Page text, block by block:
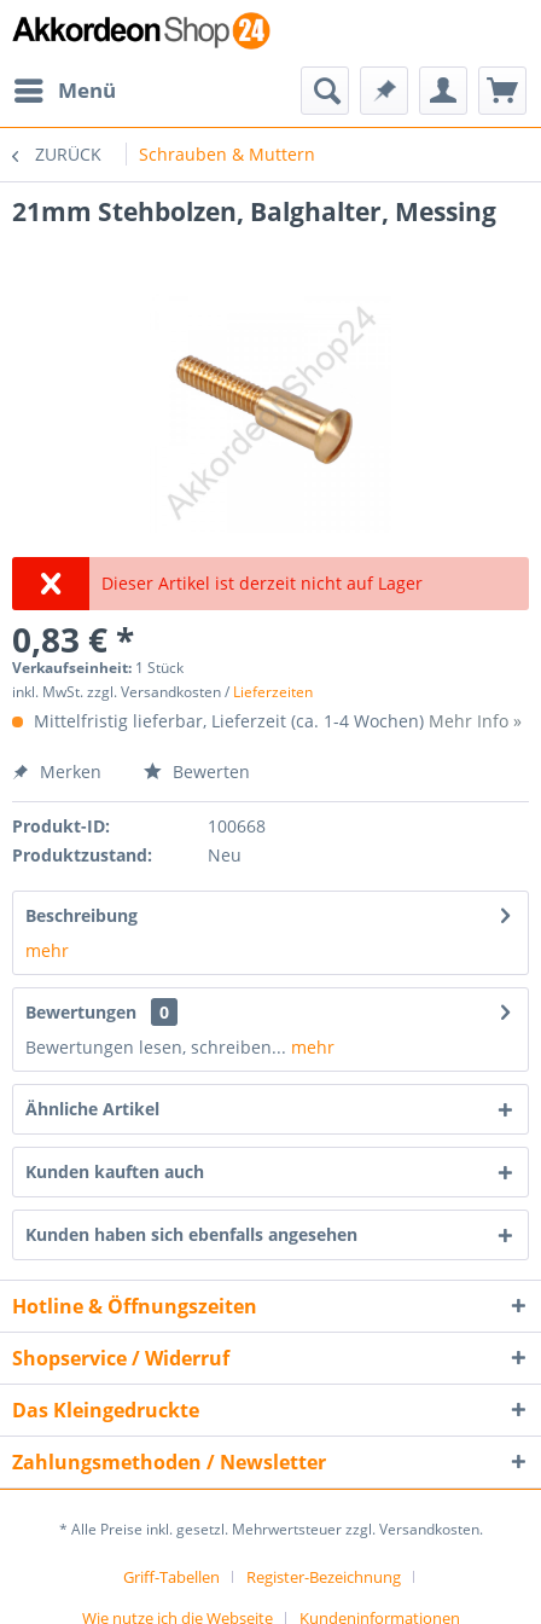
Menü
ZURÜCK Schrauben & Muttern
21mm Stehbolzen, Balghalter, Messing
Dieser Artikel ist derzeit nicht auf Lager
0,83 € *
Verkaufseinheit: 1 Stück
inkl. MwSt. zzgl. Versandkosten / Lieferzeiten
Mittelfristig lieferbar, Lieferzeit (ca. 1-4 Wochen) Mehr Info »
Merken Bewerten
Produkt-ID:
100668
Produktzustand:
Neu
Beschreibung
mehr
Bewertungen
0
Bewertungen lesen, schreiben... mehr
Ähnliche Artikel
Kunden kauften auch
Kunden haben sich ebenfalls angesehen
Hotline & Öffnungszeiten
Shopservice / Widerruf
Das Kleingedruckte
Zahlungsmethoden / Newsletter
* Alle Preise inkl. gesetzl. Mehrwertsteuer zzgl. Versandkosten.
Griff-Tabellen
Register-Bezeichnung
Wie nutze ich die Webseite
Kundeninformationen